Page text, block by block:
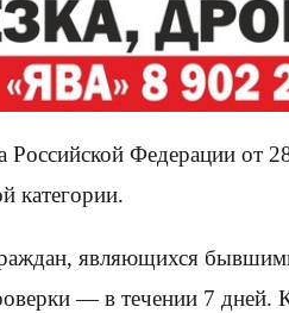
Федерации от
категории.
являющихся
— в течении 7